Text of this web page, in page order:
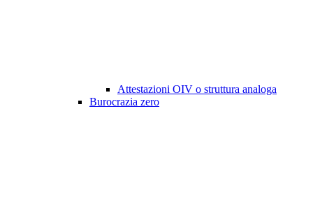
Attestazioni OIV o struttura analoga
Burocrazia zero